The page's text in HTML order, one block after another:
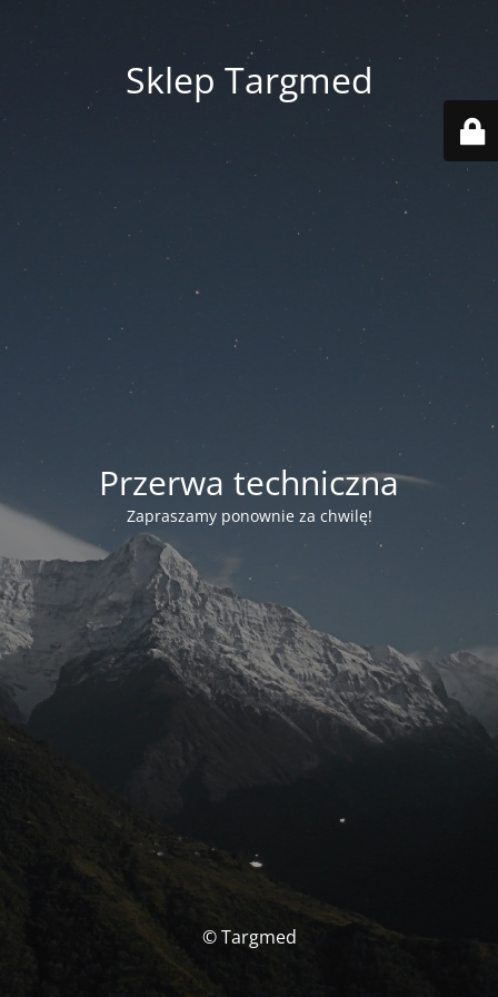
Sklep Targmed
Przerwa techniczna
Zapraszamy ponownie za chwilę!
© Targmed